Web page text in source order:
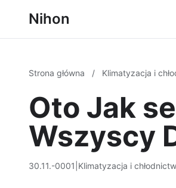
Nihon
Strona główna / Klimatyzacja i
Oto Jak
Wszyscy
30.11.-0001 Klimatyzacja i